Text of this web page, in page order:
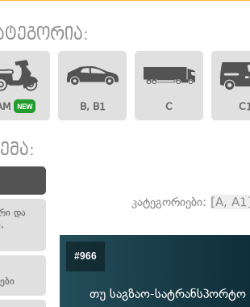
NEW B, B1 C
და
კატეგორიები: [A,
#966
თუ საგზაო-სატრანსპორტო